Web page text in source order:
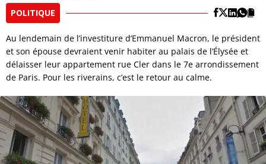
POLITIQUE
Au lendemain de l’investiture d’Emmanuel Macron, le président
et son épouse devraient venir habiter au palais de l’Élysée et
délaisser leur appartement rue Cler dans le 7e arrondissement
de Paris. Pour les riverains, c’est le retour au calme.